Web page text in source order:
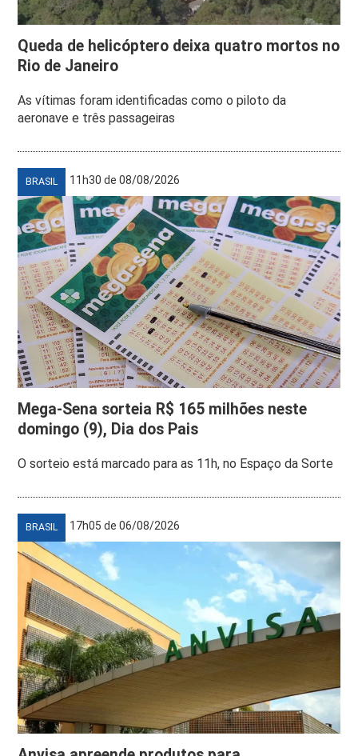
Queda de helicóptero deixa quatro mortos no
Rio de Janeiro
As vítimas foram identificadas como o piloto da
aeronave e três passageiras
BRASIL 11h30 de 08/08/2026
Mega-Sena sorteia R$ 165 milhões neste
domingo (9), Dia dos Pais
O sorteio está marcado para as 11h, no Espaço da Sorte
BRASIL 17h05 de 06/08/2026